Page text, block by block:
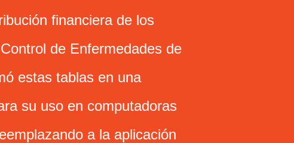
financiera de los
de Enfermedades de
estas tablas en una
su uso en computadoras
a la aplicación